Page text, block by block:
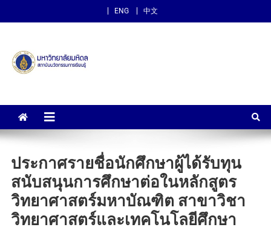
ENG 中文
สถาบันนวัตกรรมการเรียนรู้
ประกาศรายชื่อนักศึกษาผู้ได้รับทุน
สนับสนุนการศึกษาต่อในหลักสูตร
วิทยาศาสตร์มหาบัณฑิต สาขาวิชา
วิทยาศาสตร์และเทคโนโลยีศึกษา